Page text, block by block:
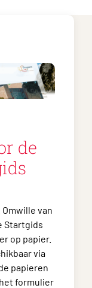
de
van
Startgids
op papier.
via
papieren
formulier